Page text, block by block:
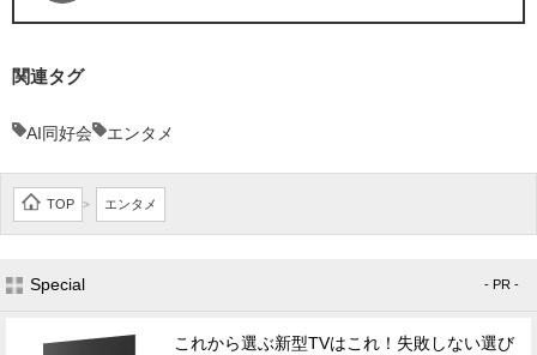
関連タグ
AI同好会 エンタメ
TOP > エンタメ
Special - PR -
これから選ぶ新型TVはこれ！失敗しない選び